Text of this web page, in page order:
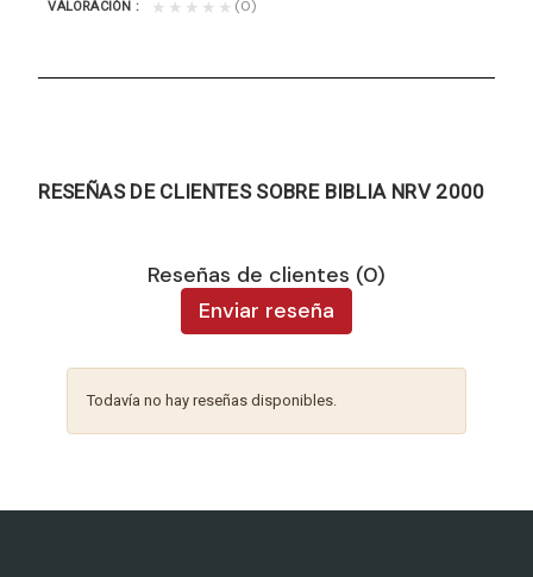
VALORACIÓN ★★★★★ (0)
RESEÑAS DE CLIENTES SOBRE BIBLIA NRV 2000
Reseñas de clientes (0)
Enviar reseña
Todavía no hay reseñas disponibles.